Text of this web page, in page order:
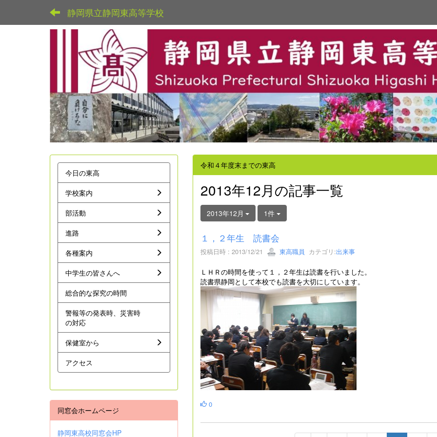
静岡県立静岡東高等学校
令和４年度末までの東高
2013年12月の記事一覧
2013年12月 1件
１，２年生 読書会
投稿日時 : 2013/12/21 東高職員 カテゴリ:出来事
ＬＨＲの時間を使って１，２年生は読書を行いました。
読書県静岡として本校でも読書を大切にしています。
0
今日の東高
学校案内
部活動
進路
各種案内
中学生の皆さんへ
総合的な探究の時間
警報等の発表時、災害時
の対応
保健室から
アクセス
同窓会ホームページ
静岡東高校同窓会HP